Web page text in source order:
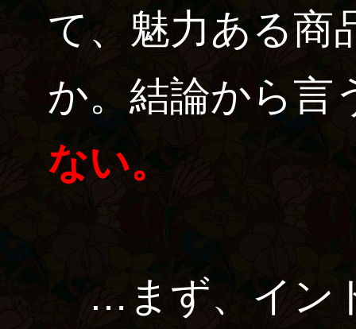
て、魅力ある商
か。結論から言
ない。
…まず、イン